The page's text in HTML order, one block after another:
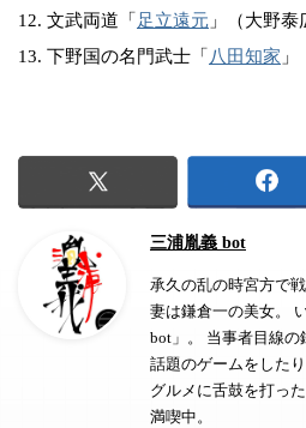
12. 文武両道「 足立遠元 」（大野泰
13. 下野国の名門武士「 八田知家 」
三浦胤義 bot
承久の乱の時宮方で
妻は鎌倉一の美女。
bot」。 当事者目線の
話題のゲームをした
グルメに舌鼓を打っ
満喫中。